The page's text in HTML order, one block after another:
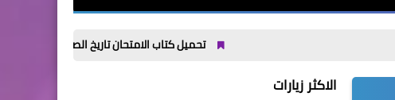
تحميل كتاب الامتحان تاريخ الصف الاول الثانوي الترم الاول
الاكثر زيارات